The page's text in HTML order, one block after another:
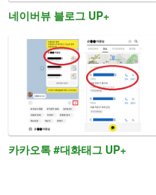
네이버뷰 블로그 UP+
카카오톡 #대화태그 UP+